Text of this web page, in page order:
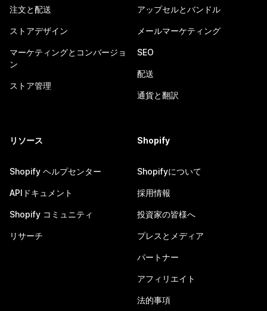
注文と配送
ストアデザイン
マーケティングとコンバージョ
ン
ストア管理
アップセルとバンドル
メールマーケティング
SEO
配送
通貨と翻訳
リソース
Shopify ヘルプセンター
APIドキュメント
Shopify コミュニティ
リサーチ
Shopify
Shopifyについて
採用情報
投資家の皆様へ
プレスとメディア
パートナー
アフィリエイト
法的事項